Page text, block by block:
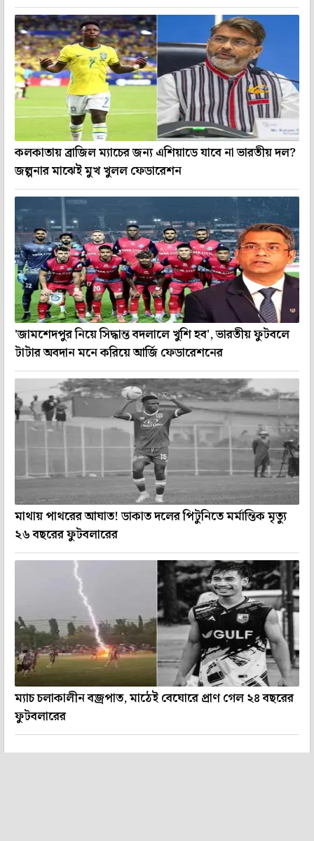
কলকাতায় ব্রাজিল ম্যাচের জন্য এশিয়াডে যাবে না ভারতীয় দল?
জল্পনার মাঝেই মুখ খুলল ফেডারেশন
'জামশেদপুর নিয়ে সিদ্ধান্ত বদলালে খুশি হব', ভারতীয় ফুটবলে
টাটার অবদান মনে করিয়ে আর্জি ফেডারেশনের
মাথায় পাথরের আঘাত! ডাকাত দলের পিটুনিতে মর্মান্তিক মৃত্যু
২৬ বছরের ফুটবলারের
ম্যাচ চলাকালীন বজ্রপাত, মাঠেই বেঘোরে প্রাণ গেল ২৪ বছরের
ফুটবলারের